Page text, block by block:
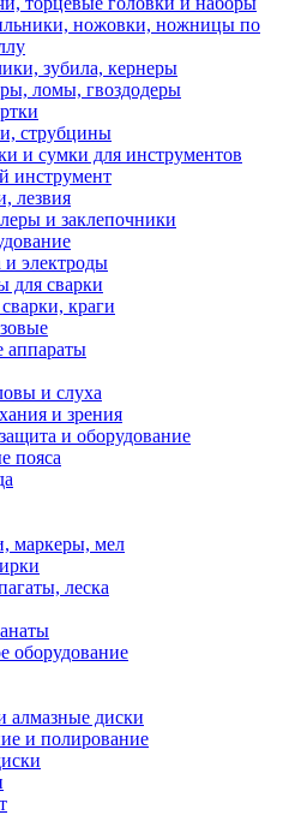
ножовки, ножницы по
зубила, кернеры
ломы, гвоздодеры
струбцины
и сумки для инструментов
инструмент
лезвия
и заклепочники
электроды
для сварки
краги
аппараты
и слуха
и зрения
и оборудование
пояса
маркеры, мел
леска
оборудование
алмазные диски
и полирование